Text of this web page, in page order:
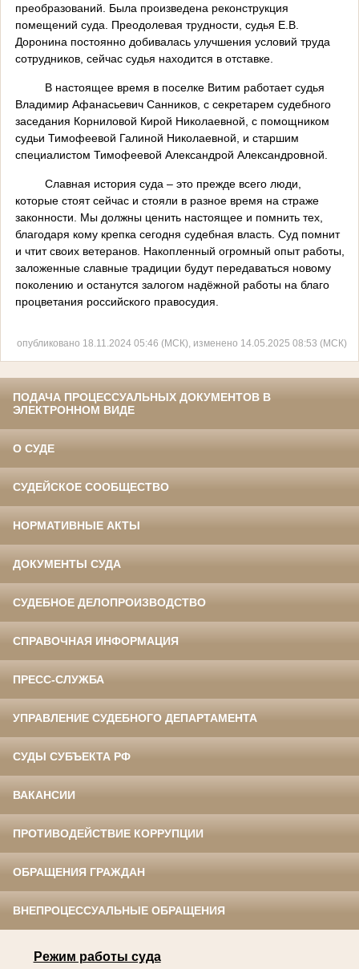
преобразований. Была произведена реконструкция
помещений суда. Преодолевая трудности, судья Е.В.
Доронина постоянно добивалась улучшения условий труда
сотрудников, сейчас судья находится в отставке.
В настоящее время в поселке Витим работает судья
Владимир Афанасьевич Санников, с секретарем судебного
заседания Корниловой Кирой Николаевной, с помощником
судьи Тимофеевой Галиной Николаевной, и старшим
специалистом Тимофеевой Александрой Александровной.
Славная история суда – это прежде всего люди,
которые стоят сейчас и стояли в разное время на страже
законности. Мы должны ценить настоящее и помнить тех,
благодаря кому крепка сегодня судебная власть. Суд помнит
и чтит своих ветеранов. Накопленный огромный опыт работы,
заложенные славные традиции будут передаваться новому
поколению и останутся залогом надёжной работы на благо
процветания российского правосудия.
опубликовано 18.11.2024 05:46 (МСК), изменено 14.05.2025 08:53 (МСК)
ПОДАЧА ПРОЦЕССУАЛЬНЫХ ДОКУМЕНТОВ В
ЭЛЕКТРОННОМ ВИДЕ
О СУДЕ
СУДЕЙСКОЕ СООБЩЕСТВО
НОРМАТИВНЫЕ АКТЫ
ДОКУМЕНТЫ СУДА
СУДЕБНОЕ ДЕЛОПРОИЗВОДСТВО
СПРАВОЧНАЯ ИНФОРМАЦИЯ
ПРЕСС-СЛУЖБА
УПРАВЛЕНИЕ СУДЕБНОГО ДЕПАРТАМЕНТА
СУДЫ СУБЪЕКТА РФ
ВАКАНСИИ
ПРОТИВОДЕЙСТВИЕ КОРРУПЦИИ
ОБРАЩЕНИЯ ГРАЖДАН
ВНЕПРОЦЕССУАЛЬНЫЕ ОБРАЩЕНИЯ
Режим работы суда